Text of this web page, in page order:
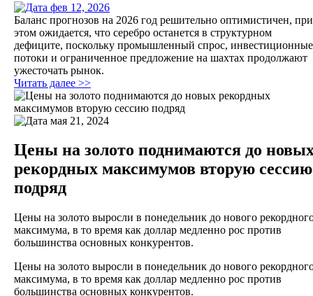
фев 12, 2026
Баланс прогнозов на 2026 год решительно оптимистичен, при
этом ожидается, что серебро останется в структурном
дефиците, поскольку промышленный спрос, инвестиционные
потоки и ограниченное предложение на шахтах продолжают
ужесточать рынок.
Читать далее >>
мая 21, 2024
Цены на золото поднимаются до
рекордных максимумов вторую сессию
подряд
Цены на золото выросли в понедельник до нового
максимума, в то время как доллар медленно рос против
большинства основных конкурентов.
Цены на золото выросли в понедельник до нового
максимума, в то время как доллар медленно рос против
большинства основных конкурентов.